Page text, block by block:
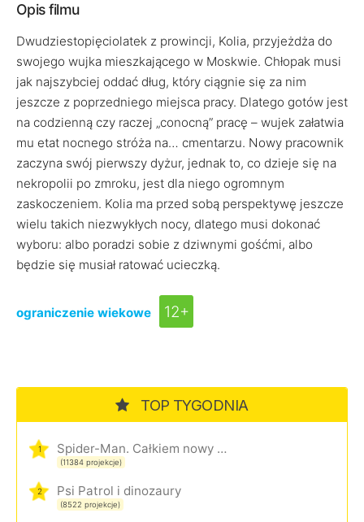
Opis filmu
Dwudziestopięciolatek z prowincji, Kolia, przyjeżdża do
swojego wujka mieszkającego w Moskwie. Chłopak musi
jak najszybciej oddać dług, który ciągnie się za nim
jeszcze z poprzedniego miejsca pracy. Dlatego gotów jest
na codzienną czy raczej „conocną” pracę – wujek załatwia
mu etat nocnego stróża na… cmentarzu. Nowy pracownik
zaczyna swój pierwszy dyżur, jednak to, co dzieje się na
nekropolii po zmroku, jest dla niego ogromnym
zaskoczeniem. Kolia ma przed sobą perspektywę jeszcze
wielu takich niezwykłych nocy, dlatego musi dokonać
wyboru: albo poradzi sobie z dziwnymi gośćmi, albo
będzie się musiał ratować ucieczką.
ograniczenie wiekowe 12+
TOP TYGODNIA
1 Spider-Man. Całkiem nowy dzień
(11384 projekcje)
2 Psi Patrol i dinozaury
(8522 projekcje)